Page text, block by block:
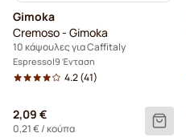
Gimoka
Cremoso - Gimoka
10 κάψουλες για Caffitaly
Espresso 9 Ένταση
4.2(41)
2,09 €
0,21 €/ κούπα